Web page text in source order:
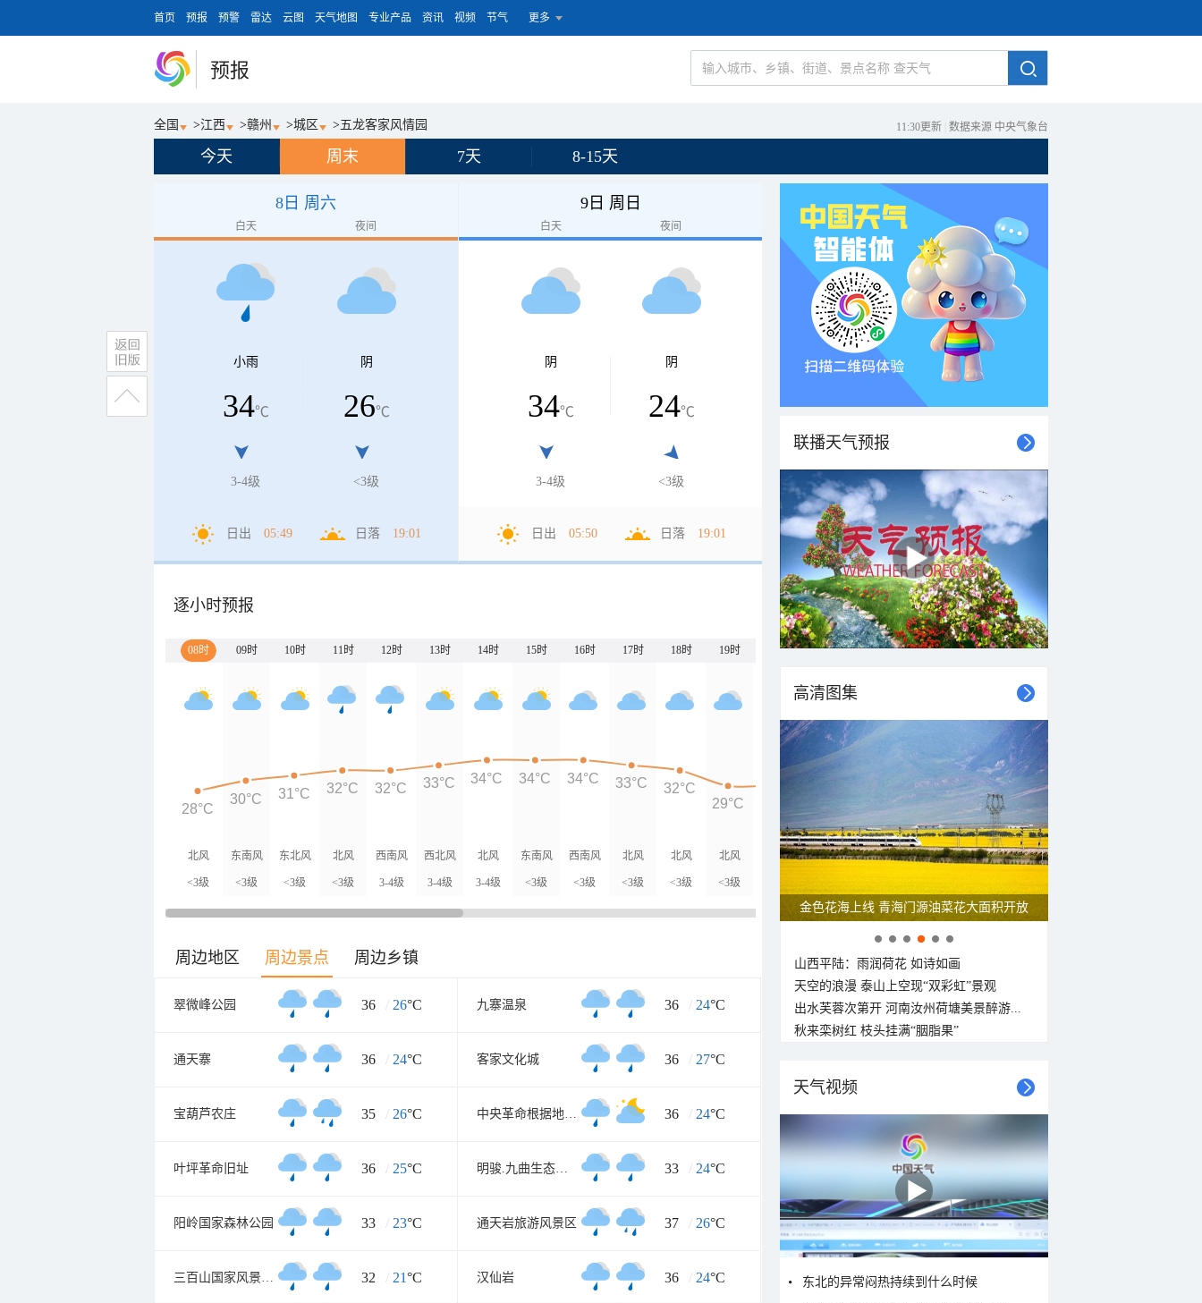
首页 预报 预警 雷达 云图 天气地图 专业产品 资讯 视频 节气 更多
预报
全国 >江西 >赣州 >城区 >五龙客家风情园 11:30更新 数据来源 中央气象台
今天 周末 7天 8-15天
8日 周六
白天 夜间
小雨
34℃
3-4级
阴
26℃
<3级
日出 05:49 日落 19:01
9日 周日
白天 夜间
阴
34℃
3-4级
阴
24℃
<3级
日出 05:50 日落 19:01
逐小时预报
08时 09时 10时 11时 12时 13时 14时 15时 16时 17时 18时 19时 20时 21时 22时 23时 00时 01时
北风
<3级
东南风
<3级
东北风
<3级
北风
<3级
西南风
3-4级
西北风
3-4级
北风
3-4级
东南风
<3级
西南风
<3级
北风
<3级
北风
<3级
北风
<3级
北风 北风 北风 北风 西南风 西风
28°C
30°C 31°C 32°C 32°C 33°C 34°C 34°C 34°C 33°C
32°C
29°C
28°C 28°C 27°C 27°C
周边地区 周边景点 周边乡镇
翠微峰公园 36 / 26°C 九寨温泉 36 / 24°C
通天寨 36 / 24°C 客家文化城 36 / 27°C
宝葫芦农庄 35 / 26°C 中央革命根据地历史博物馆 36 / 24°C
叶坪革命旧址 36 / 25°C 明骏.九曲生态保健旅游度假村 33 / 24°C
阳岭国家森林公园 33 / 23°C 通天岩旅游风景区 37 / 26°C
三百山国家风景名胜区 32 / 21°C 汉仙岩 36 / 24°C
联播天气预报
高清图集
金色花海上线 青海门源油菜花大面积开放
山西平陆：雨润荷花 如诗如画
天空的浪漫 泰山上空现“双彩虹”景观
出水芙蓉次第开 河南汝州荷塘美景醉游...
秋来栾树红 枝头挂满“胭脂果”
天气视频
东北的异常闷热持续到什么时候